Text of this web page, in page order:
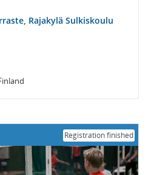
Rajakylä Sulkiskoulu
Registration finished